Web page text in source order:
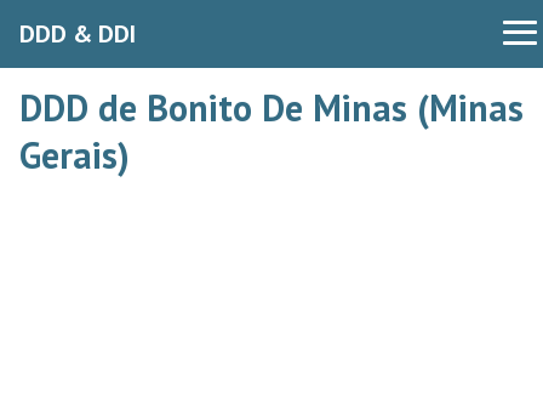
DDD & DDI
DDD de Bonito De Minas (Minas
Gerais)